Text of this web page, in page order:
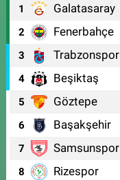
1 Galatasaray
2 Fenerbahçe
3 Trabzonspor
4 Beşiktaş
5 Göztepe
6 Başakşehir
7 Samsunspor
8 Rizespor